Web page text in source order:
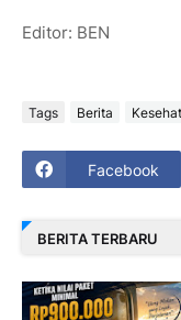
Editor: BEN
Tags Berita
Facebook
BERITA TERBARU